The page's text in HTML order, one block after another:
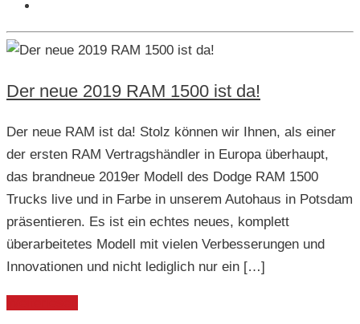
Der neue 2019 RAM 1500 ist da!
Der neue RAM ist da! Stolz können wir Ihnen, als einer
der ersten RAM Vertragshändler in Europa überhaupt,
das brandneue 2019er Modell des Dodge RAM 1500
Trucks live und in Farbe in unserem Autohaus in Potsdam
präsentieren. Es ist ein echtes neues, komplett
überarbeitetes Modell mit vielen Verbesserungen und
Innovationen und nicht lediglich nur ein […]